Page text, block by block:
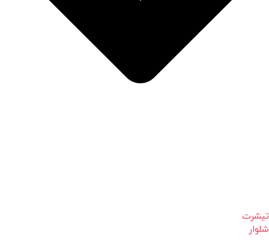
تیشرت
شلوار